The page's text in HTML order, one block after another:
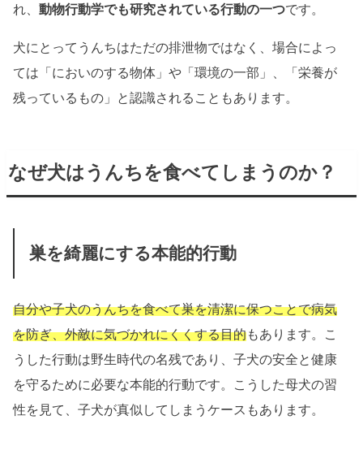
れ、動物行動学でも研究されている行動の一つです。
犬にとってうんちはただの排泄物ではなく、場合によっ
ては「においのする物体」や「環境の一部」、「栄養が
残っているもの」と認識されることもあります。
なぜ犬はうんちを食べてしまうのか？
巣を綺麗にする本能的行動
自分や子犬のうんちを食べて巣を清潔に保つことで病気
を防ぎ、外敵に気づかれにくくする目的もあります。こ
うした行動は野生時代の名残であり、子犬の安全と健康
を守るために必要な本能的行動です。こうした母犬の習
性を見て、子犬が真似してしまうケースもあります。